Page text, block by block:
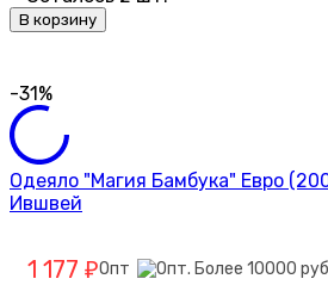
В корзину
-31%
Одеяло "Магия Бамбука" Евро
Ившвей
1 177 ₽Опт